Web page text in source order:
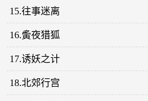
15.往事迷离
16.夤夜猎狐
17.诱妖之计
18.北郊行宫